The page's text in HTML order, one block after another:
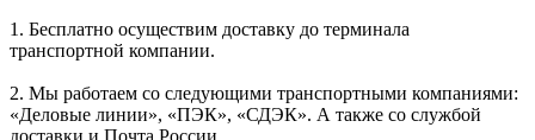
1. Бесплатно осуществим доставку до терминала
транспортной компании.
2. Мы работаем со следующими транспортными компаниями:
«Деловые линии», «ПЭК», «СДЭК». А также со службой